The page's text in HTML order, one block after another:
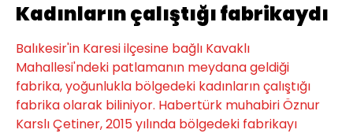
Kadınların çalıştığı fabrikaydı
Balıkesir'in Karesi ilçesine bağlı Kavaklı
Mahallesi'ndeki patlamanın meydana geldiği
fabrika, yoğunlukla bölgedeki kadınların çalıştığı
fabrika olarak biliniyor. Habertürk muhabiri Öznur
Karslı Çetiner, 2015 yılında bölgedeki fabrikayı